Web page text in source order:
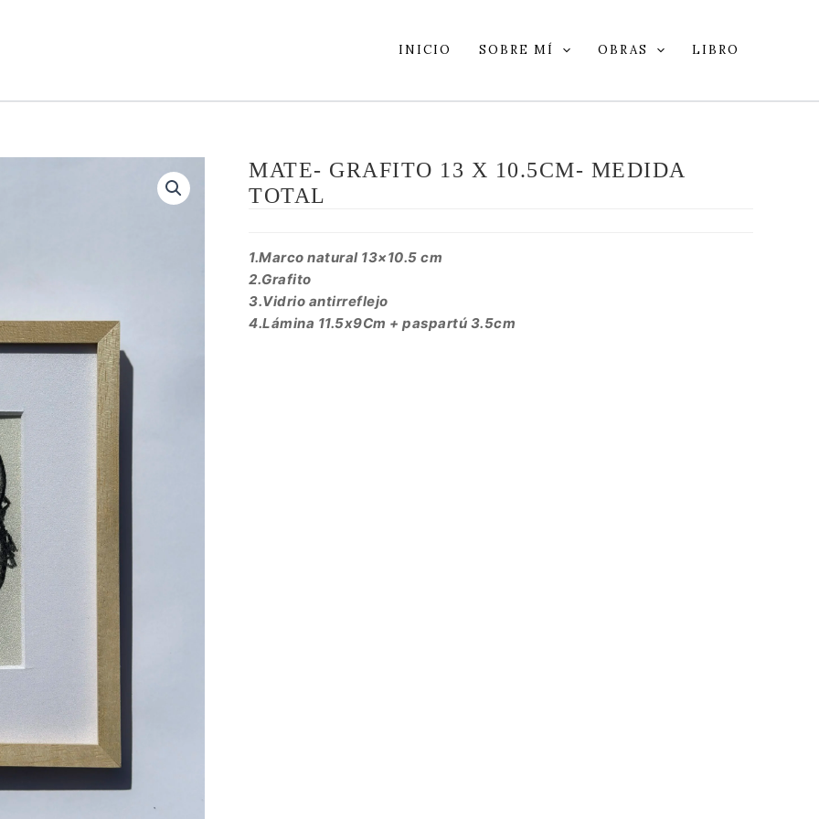
INICIO SOBRE MÍ OBRAS LIBRO
MATE- GRAFITO 13 X 10.5CM- MEDIDA
TOTAL
1.Marco natural 13×10.5 cm
2.Grafito
3.Vidrio antirreflejo
4.Lámina 11.5x9Cm + paspartú 3.5cm